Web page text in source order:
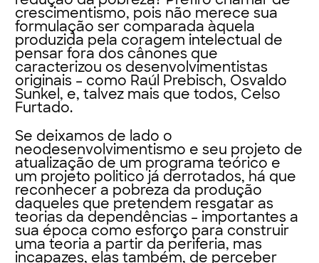
crescimentismo, pois não merece sua
formulação ser comparada àquela
produzida pela coragem intelectual de
pensar fora dos cânones que
caracterizou os desenvolvimentistas
originais – como Raúl Prebisch, Osvaldo
Sunkel, e, talvez mais que todos, Celso
Furtado.
Se deixamos de lado o
neodesenvolvimentismo e seu projeto de
atualização de um programa teórico e
um projeto politico já derrotados, há que
reconhecer a pobreza da produção
daqueles que pretendem resgatar as
teorias da dependências – importantes a
sua época como esforço para construir
uma teoria a partir da periferia, mas
incapazes, elas também, de perceber